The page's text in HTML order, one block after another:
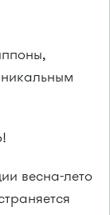
весна-лето